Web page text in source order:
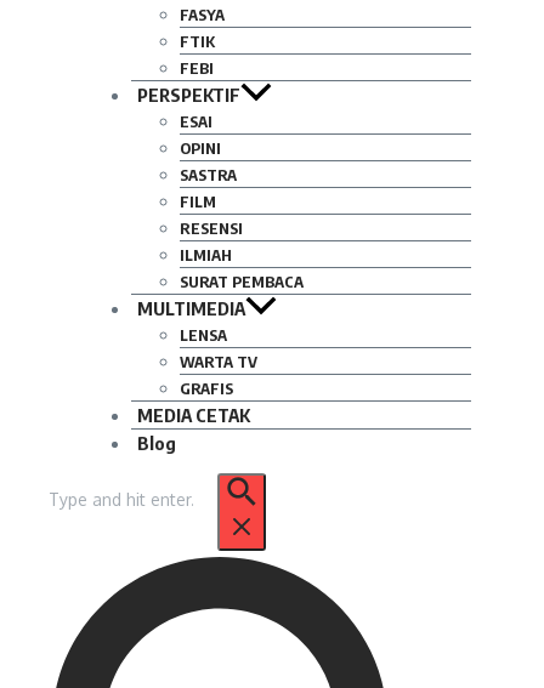
FASYA
FTIK
FEBI
PERSPEKTIF
ESAI
OPINI
SASTRA
FILM
RESENSI
ILMIAH
SURAT PEMBACA
MULTIMEDIA
LENSA
WARTA TV
GRAFIS
MEDIA CETAK
Blog
untuk: